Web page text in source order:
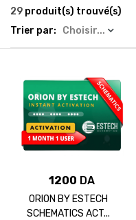
29 produit(s) trouvé(s)
Trier par:
Choisir...
1200 DA
ORION BY ESTECH
SCHEMATICS ACT...